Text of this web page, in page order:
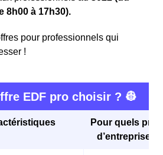
8h00 à 17h30).
pour professionnels qui
!
EDF pro choisir ? 👷
Pour quels
d’entreprises